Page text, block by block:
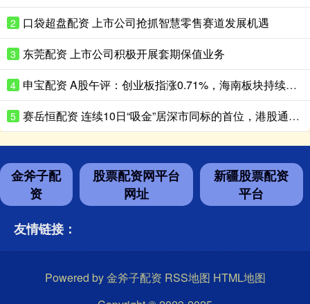
2 口袋超盘配资 上市公司抢抓智慧零售赛道发展机遇
3 东莞配资 上市公司积极开展套期保值业务
4 申宝配资 A股午评：创业板指涨0.71%，海南板块持续走高
5 赛岳恒配资 连续10日“吸金”居深市同标的首位，港股通央企红利ETF天弘（159281）盘中再获净申购600万份，机构：红利资产配置价值凸显
金斧子配
资
股票配资网平台
网址
新疆股票配资
平台
友情链接：
Powered by金斧子配资 RSS地图 HTML地图